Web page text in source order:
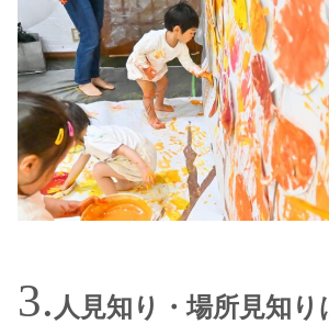
人見知り・場所見知り